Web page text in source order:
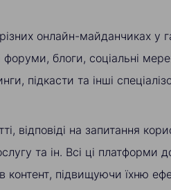
онлайн-майданчиках у
блоги, соціальні
підкасти та інші
відповіді на запитання
та ін. Всі ці платформи
контент, підвищуючи їхню